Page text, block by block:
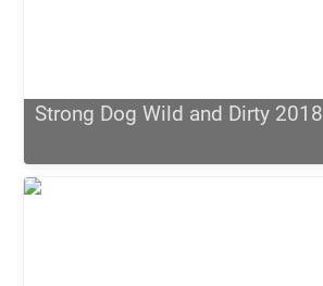
Strong Dog Wild and Dirty 2018